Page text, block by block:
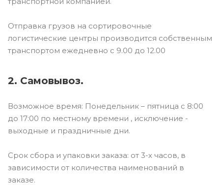
Отправка грузов на сортировочные
логистические центры производится собственным
транспортом ежедневно с 9.00 до 12.00
2. Самовывоз.
Возможное время: Понедельник – пятница с 8:00
до 17:00 по местному времени , исключение -
выходные и праздничные дни.
Срок сбора и упаковки заказа: от 3-х часов, в
зависимости от количества наименований в
заказе.